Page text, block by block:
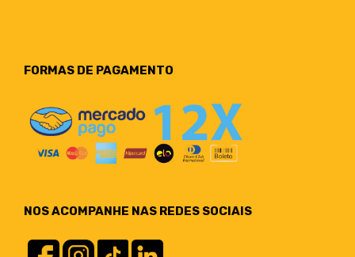
FORMAS DE PAGAMENTO
NOS ACOMPANHE NAS REDES SOCIAIS